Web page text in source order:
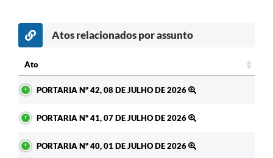
Atos relacionados por assunto
Ato
PORTARIA Nº 42, 08 DE JULHO DE 2026
PORTARIA Nº 41, 07 DE JULHO DE 2026
PORTARIA Nº 40, 01 DE JULHO DE 2026